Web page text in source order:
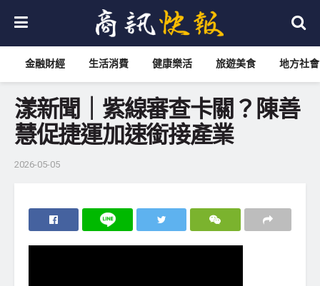
金融財經 生活消費 健康樂活 旅遊美食 地方社會
漾新聞｜紫線審查卡關？陳善
慧促捷運加速銜接產業
2026-05-05